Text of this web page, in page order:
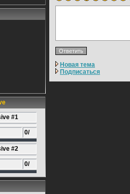
#1
0/
#2
0/
Новая тема
Подписаться